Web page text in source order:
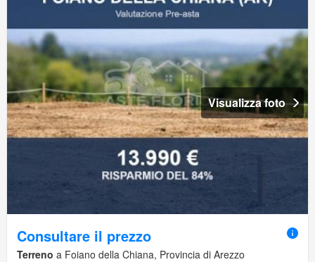
Visualizza foto
Consultare il prezzo
Terreno a Foiano della Chiana, Provincia di Arezzo